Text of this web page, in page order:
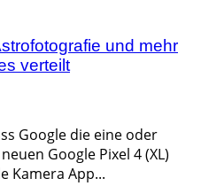
und mehr
verteilt
Google die eine oder
Google Pixel 4 (XL)
Kamera App...